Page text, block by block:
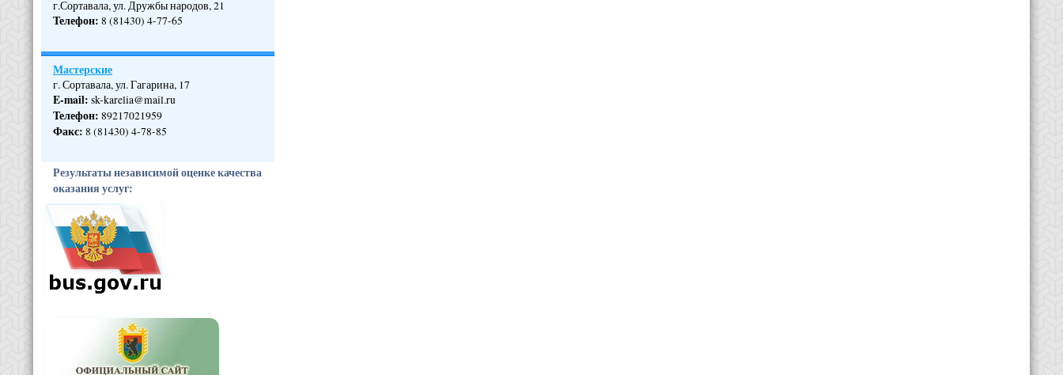
г.Сортавала, ул. Дружбы народов, 21
Телефон: 8 (81430) 4-77-65
Мастерские
г. Сортавала, ул. Гагарина, 17
E-mail: sk-karelia@mail.ru
Телефон: 89217021959
Факс: 8 (81430) 4-78-85
Результаты независимой оценке качества
оказания услуг: